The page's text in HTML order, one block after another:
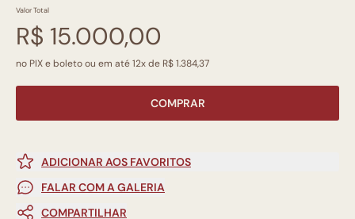
Valor Total
R$ 15.000,00
no PIX e boleto ou em até 12x de R$ 1.384,37
COMPRAR
ADICIONAR AOS FAVORITOS
FALAR COM A GALERIA
COMPARTILHAR